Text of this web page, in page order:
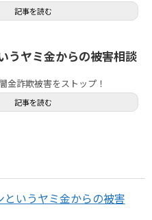
記事を読む
うヤミ金からの被害相談
金詐欺被害をストップ！
記事を読む
いうヤミ金からの被害